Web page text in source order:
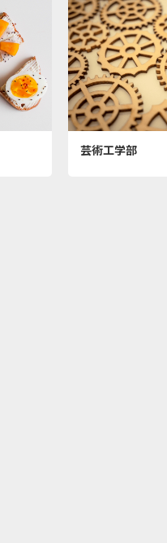
芸術工学部